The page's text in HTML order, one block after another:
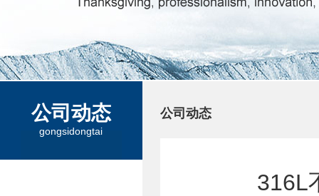
公司动态
gongsidongtai
公司动态
316L